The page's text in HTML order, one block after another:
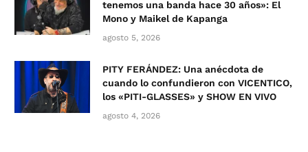
tenemos una banda hace 30 años»: El
Mono y Maikel de Kapanga
agosto 5, 2026
PITY FERÁNDEZ: Una anécdota de
cuando lo confundieron con VICENTICO,
los «PITI-GLASSES» y SHOW EN VIVO
agosto 4, 2026